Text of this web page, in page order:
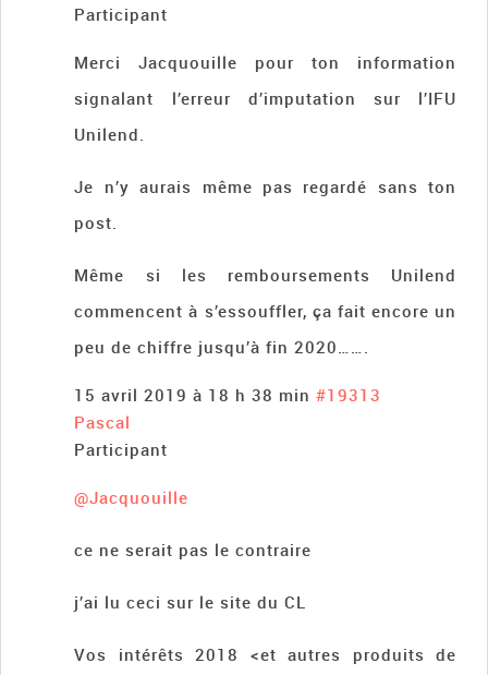
Participant
Merci Jacquouille pour ton information
signalant l’erreur d’imputation sur l’IFU
Unilend.
Je n’y aurais même pas regardé sans ton
post.
Même si les remboursements Unilend
commencent à s’essouffler, ça fait encore un
peu de chiffre jusqu’à fin 2020…….
15 avril 2019 à 18 h 38 min #19313
Pascal
Participant
@Jacquouille
ce ne serait pas le contraire
j’ai lu ceci sur le site du CL
Vos intérêts 2018 <et autres produits de